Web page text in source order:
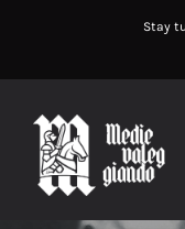
contenuto
Stay